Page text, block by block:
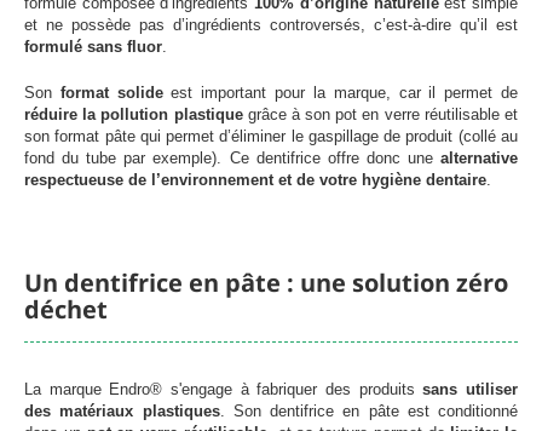
et ne possède pas d’ingrédients controversés, c’est-à-dire qu’il est
formulé sans fluor.
Son format solideest important pour la marque, car il permet de
réduire la pollution plastiquegrâce à son pot en verre réutilisable et
son format pâte qui permet d’éliminer le gaspillage de produit (collé au
fond du tube par exemple). Ce dentifrice offre donc une alternative
respectueuse de l’environnement et de votre hygiène dentaire.
Un dentifrice en pâte : une solution zéro
déchet
La marque Endro® s'engage à fabriquer des produitssans utiliser
des matériaux plastiques. Son dentifrice en pâte est conditionné